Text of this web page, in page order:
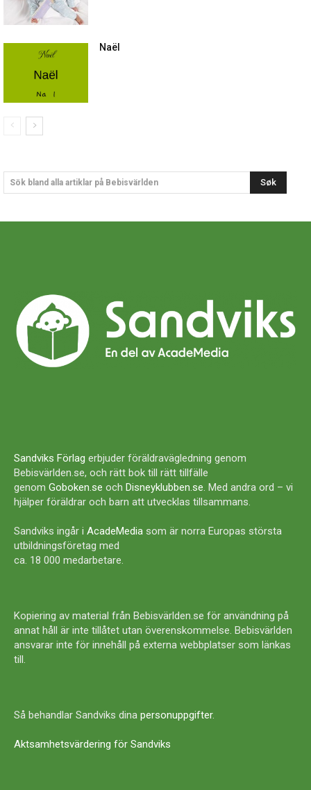
Naël
Sök bland alla artiklar på Bebisvärlden Søk
Sandviks Förlag erbjuder föräldravägledning genom
Bebisvärlden.se, och rätt bok till rätt tillfälle
genom Goboken.se och Disneyklubben.se. Med andra ord – vi
hjälper föräldrar och barn att utvecklas tillsammans.
Sandviks ingår i AcadeMedia som är norra Europas största
utbildningsföretag med
ca. 18 000 medarbetare.
Kopiering av material från Bebisvärlden.se för användning på
annat håll är inte tillåtet utan överenskommelse. Bebisvärlden
ansvarar inte för innehåll på externa webbplatser som länkas
till.
Så behandlar Sandviks dina personuppgifter.
Aktsamhetsvärdering för Sandviks